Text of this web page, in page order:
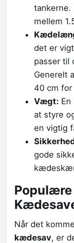
mellem
det er
passer til
Generelt
40 cm for
Vægt:
at styre
en vigtig
gode
Populære
Når det
kædesav, er